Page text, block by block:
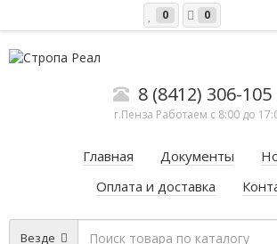
0 0
8 (8412) 306-105
г.Пенза Работаем c 8:00 до
Главная Документы
Оплата и доставка
Везде